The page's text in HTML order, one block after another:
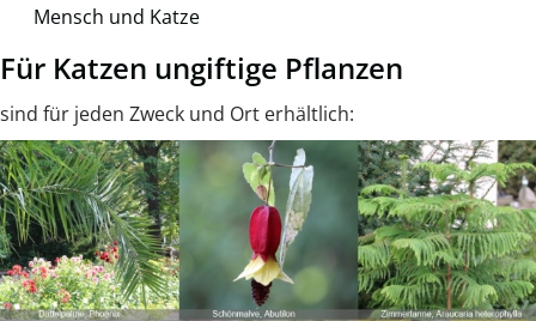
Mensch und Katze
Für Katzen ungiftige Pflanzen
sind für jeden Zweck und Ort erhältlich: